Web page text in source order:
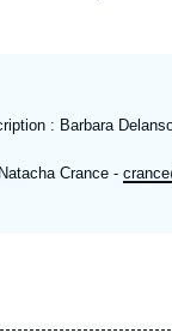
: Barbara
Crance -